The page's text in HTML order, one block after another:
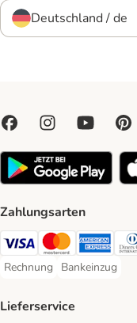
Deutschland / de
Zahlungsarten
Visa Payment Method
MastercardAmerican
Rechnung
Rechnung Payment Method
Bankeinzug
Bankeinzug
Lieferservice